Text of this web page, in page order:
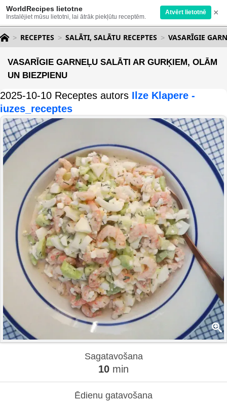
WorldRecipes lietotne
Instalējiet mūsu lietotni, lai ātrāk piekļūtu receptēm.
Atvērt lietotnē ×
RECEPTES SALĀTI, SALĀTU RECEPTES VASARĪGIE
VASARĪGIE GARNEĻU SALĀTI AR GURĶIEM, OLĀM
UN BIEZPIENU
2025-10-10 Receptes autors Ilze Klapere -
iuzes_receptes
Sagatavošana
10 min
Ēdienu gatavošana